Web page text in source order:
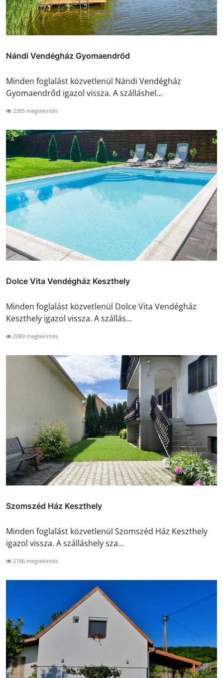
Nándi Vendégház Gyomaendrőd
Minden foglalást közvetlenül Nándi Vendégház
Gyomaendrőd igazol vissza. A szálláshel...
2385 megtekintés
Dolce Vita Vendégház Keszthely
Minden foglalást közvetlenül Dolce Vita Vendégház
Keszthely igazol vissza. A szállás...
2089 megtekintés
Szomszéd Ház Keszthely
Minden foglalást közvetlenül Szomszéd Ház Keszthely
igazol vissza. A szálláshely sza...
2186 megtekintés